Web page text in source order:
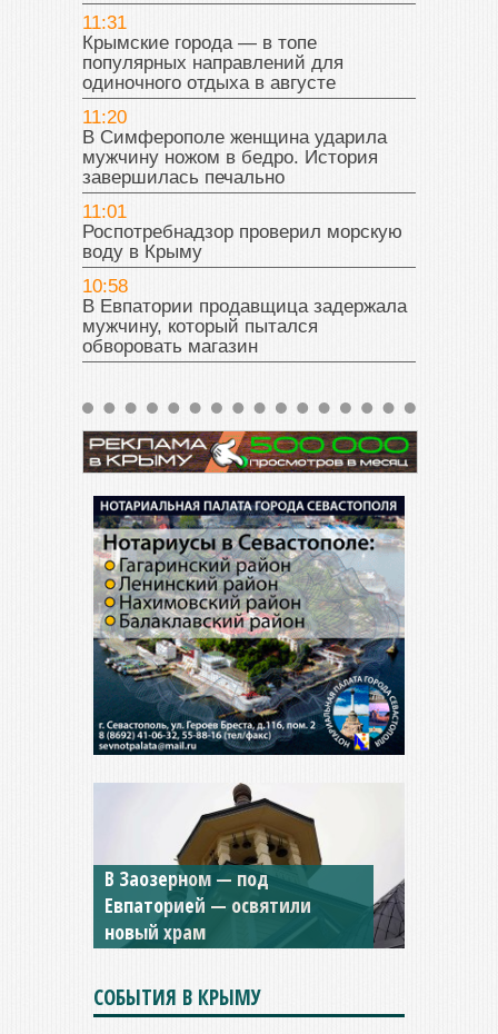
11:31
Крымские города — в топе
популярных направлений для
одиночного отдыха в августе
11:20
В Симферополе женщина ударила
мужчину ножом в бедро. История
завершилась печально
11:01
Роспотребнадзор проверил морскую
воду в Крыму
10:58
В Евпатории продавщица задержала
мужчину, который пытался
обворовать магазин
В Заозерном — под
Евпаторией — освятили
новый храм
Мужской монастырь Косьмы
и Дамиана в Крыму вновь
открыт для посещения
СОБЫТИЯ В КРЫМУ